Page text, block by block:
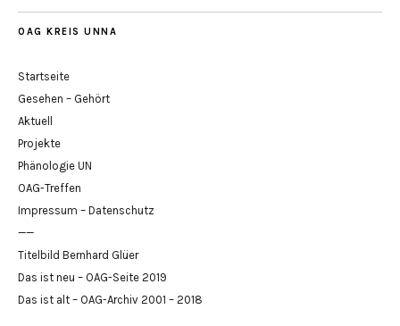
OAG KREIS UNNA
Startseite
Gesehen – Gehört
Aktuell
Projekte
Phänologie UN
OAG-Treffen
Impressum – Datenschutz
——
Titelbild Bernhard Glüer
Das ist neu – OAG-Seite 2019
Das ist alt – OAG-Archiv 2001 – 2018